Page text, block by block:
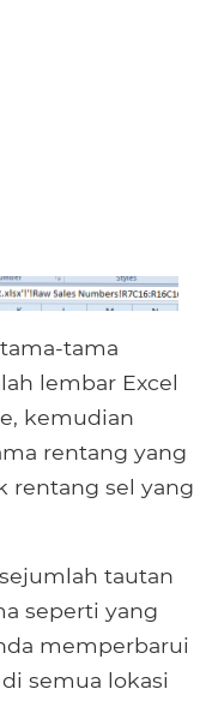
tama
lembar Excel
kemudian
rentang yang
rentang sel yang
tautan
seperti yang
memperbarui
semua lokasi